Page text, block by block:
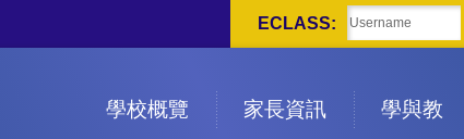
ECLASS:
學校概覽 家長資訊 學與教